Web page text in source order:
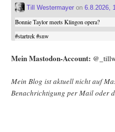
Till Westermayeron 6.8.2026,
Bonnie Taylor meets Klingon opera?
#startrek #snw
Mein Mast­o­don-Account:
Mein Blog ist aktu­ell nicht auf
Benach­rich­ti­gung per Mail oder